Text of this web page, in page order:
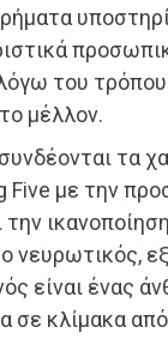
του
μέλλον.
τα
με την
την
νευρωτικός,
είναι ένας
σε κλίμακα